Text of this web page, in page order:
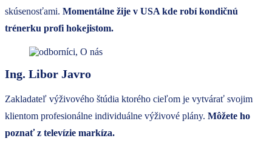
skúsenosťami. Momentálne žije v USA kde robí kondičnú
trénerku profi hokejistom.
Ing. Libor Javro
Zakladateľ výživového štúdia ktorého cieľom je vytvárať svojim
klientom profesionálne individuálne výživové plány. Môžete ho
poznať z televízie markíza.